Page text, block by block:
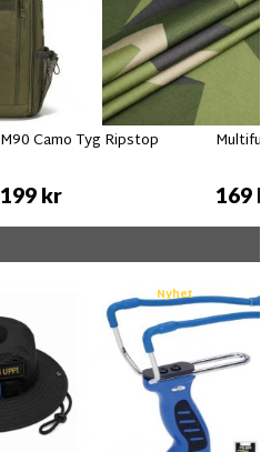
M90 Camo Tyg Ripstop
199 kr 169
Nyhet